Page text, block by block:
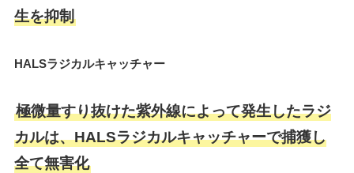
生を抑制
HALSラジカルキャッチャー
極微量すり抜けた紫外線によって発生したラジ
カルは、HALSラジカルキャッチャーで捕獲し
全て無害化